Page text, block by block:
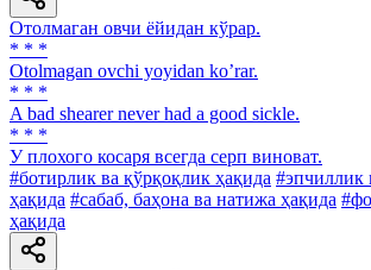
Отолмаган овчи ёйидан кўрар.
* * *
Otolmagan ovchi yoyidan koʼrar.
* * *
A bad shearer never had a good sickle.
* * *
У плохого косаря всегда серп виноват.
#ботирлик ва қўрқоқлик ҳақида #эпчиллик
ҳақида #сабаб, баҳона ва натижа ҳақида
ҳақида